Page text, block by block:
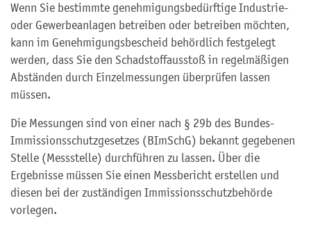
Wenn Sie bestimmte genehmigungsbedürftige Industrie-
oder Gewerbeanlagen betreiben oder betreiben möchten,
kann im Genehmigungsbescheid behördlich festgelegt
werden, dass Sie den Schadstoffausstoß in regelmäßigen
Abständen durch Einzelmessungen überprüfen lassen
müssen.
Die Messungen sind von einer nach § 29b des Bundes-
Immissionsschutzgesetzes (BImSchG) bekannt gegebenen
Stelle (Messstelle) durchführen zu lassen. Über die
Ergebnisse müssen Sie einen Messbericht erstellen und
diesen bei der zuständigen Immissionsschutzbehörde
vorlegen.